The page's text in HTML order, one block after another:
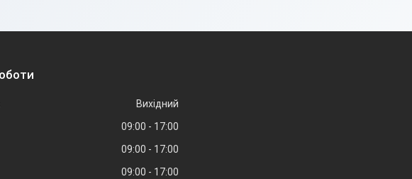
Вихідний
09:00
17:00
09:00
17:00
09:00
17:00